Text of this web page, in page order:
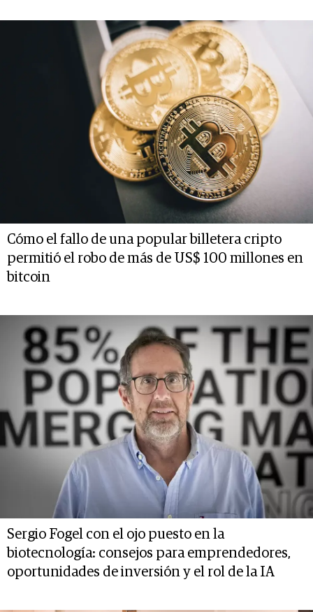
Cómo el fallo de una popular billetera cripto
permitió el robo de más de US$ 100 millones en
bitcoin
Sergio Fogel con el ojo puesto en la
biotecnología: consejos para emprendedores,
oportunidades de inversión y el rol de la IA